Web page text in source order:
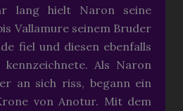
lang hielt Naron seine
Vallamure seinem Bruder
fiel und diesen ebenfalls
kennzeichnete. Als Naron
an sich riss, begann ein
von Anotur. Mit dem